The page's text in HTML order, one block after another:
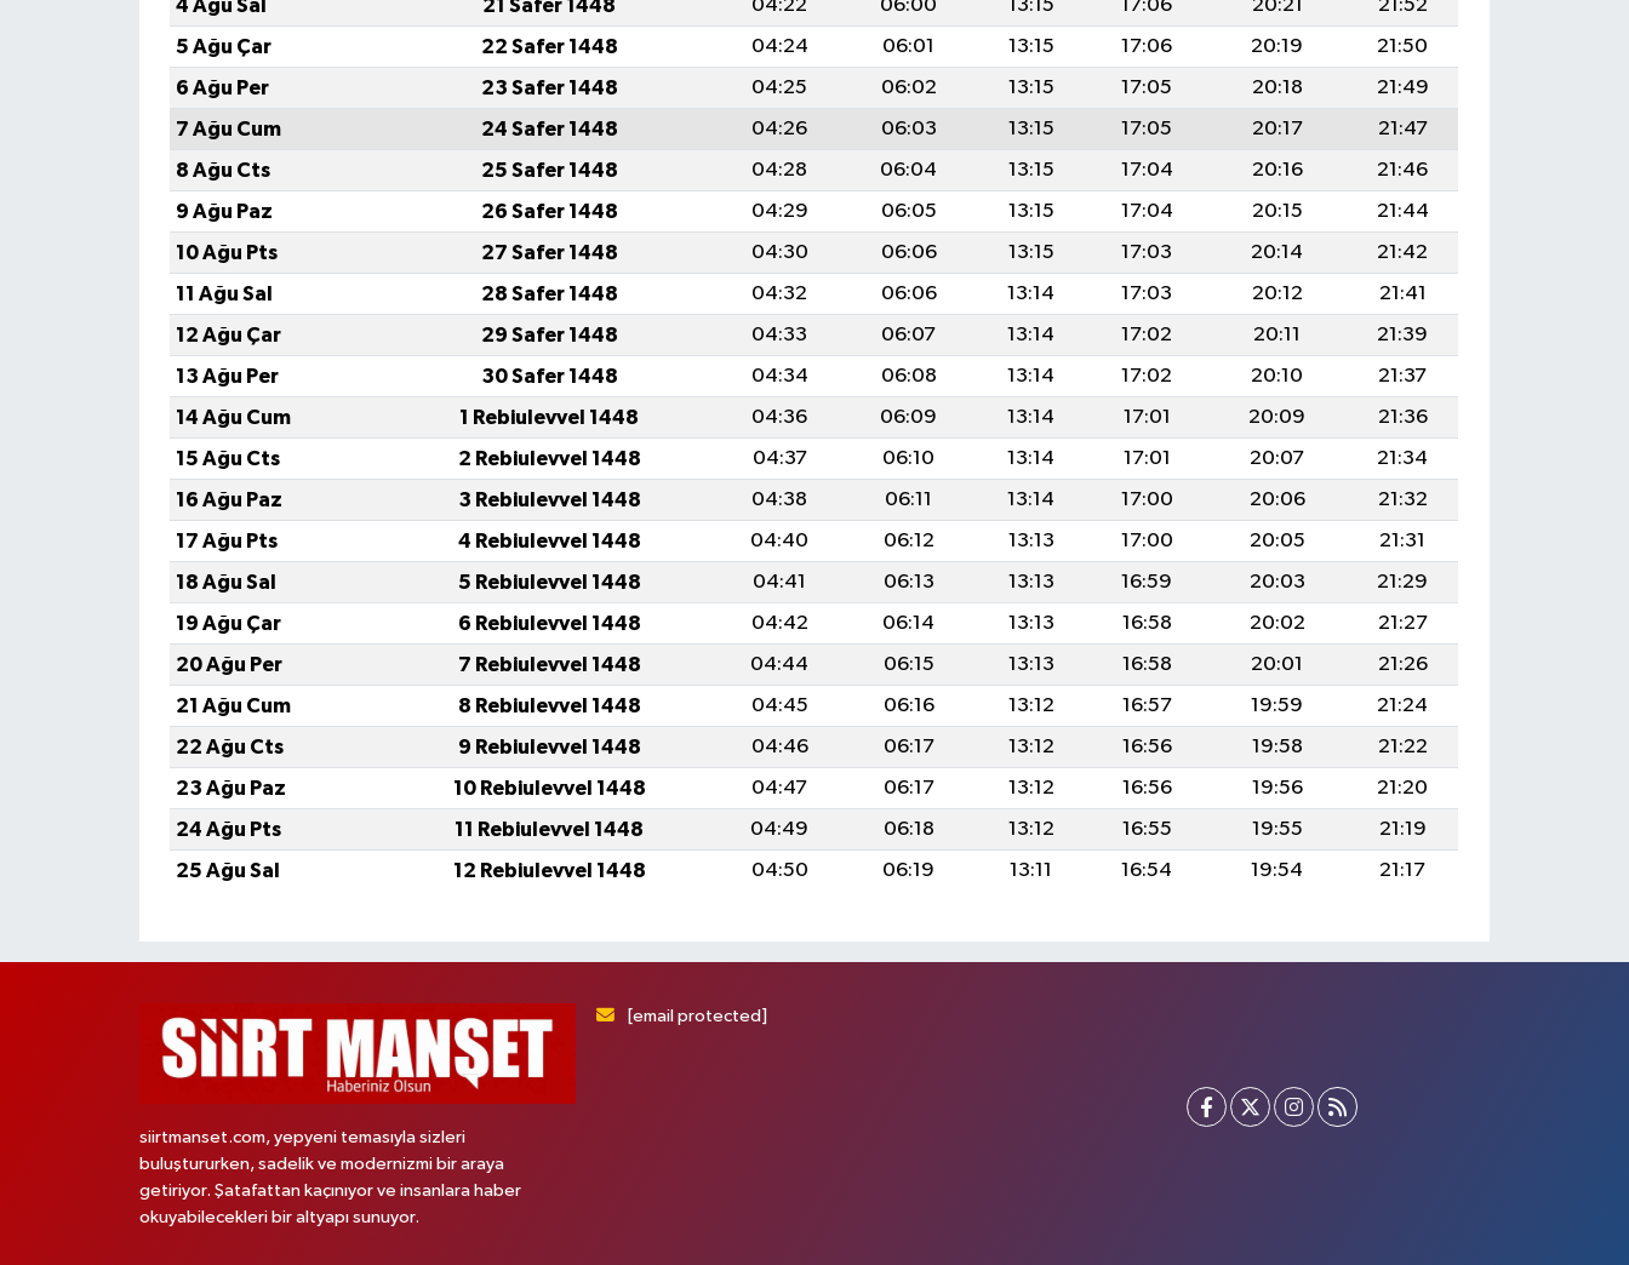
4 Ağu Sal
21 Safer 1448 04:22 06:00 13:15 17:06 20:21
21:52
5 Ağu Çar
22 Safer 1448 04:24 06:01 13:15 17:06 20:19
21:50
6 Ağu Per
23 Safer 1448 04:25 06:02 13:15 17:05 20:18
21:49
7 Ağu Cum
24 Safer 1448 04:26 06:03 13:15 17:05 20:17
21:47
8 Ağu Cts
25 Safer 1448 04:28 06:04 13:15 17:04 20:16
21:46
9 Ağu Paz
26 Safer 1448 04:29 06:05 13:15 17:04 20:15
21:44
10 Ağu Pts
27 Safer 1448 04:30 06:06 13:15 17:03 20:14
21:42
11 Ağu Sal
28 Safer 1448 04:32 06:06 13:14 17:03 20:12
21:41
12 Ağu Çar
29 Safer 1448 04:33 06:07 13:14 17:02 20:11
21:39
13 Ağu Per
30 Safer 1448 04:34 06:08 13:14 17:02 20:10
21:37
14 Ağu Cum
1 Rebiulevvel 1448 04:36 06:09 13:14 17:01 20:09
21:36
15 Ağu Cts
2 Rebiulevvel 1448 04:37 06:10 13:14 17:01 20:07
21:34
16 Ağu Paz
3 Rebiulevvel 1448 04:38 06:11 13:14 17:00 20:06
21:32
17 Ağu Pts
4 Rebiulevvel 1448 04:40 06:12 13:13 17:00 20:05
21:31
18 Ağu Sal
5 Rebiulevvel 1448 04:41 06:13 13:13 16:59 20:03
21:29
19 Ağu Çar
6 Rebiulevvel 1448 04:42 06:14 13:13 16:58 20:02
21:27
20 Ağu Per
7 Rebiulevvel 1448 04:44 06:15 13:13 16:58 20:01
21:26
21 Ağu Cum
8 Rebiulevvel 1448 04:45 06:16 13:12 16:57 19:59
21:24
22 Ağu Cts
9 Rebiulevvel 1448 04:46 06:17 13:12 16:56 19:58
21:22
23 Ağu Paz
10 Rebiulevvel 1448 04:47 06:17 13:12 16:56 19:56
21:20
24 Ağu Pts
11 Rebiulevvel 1448 04:49 06:18 13:12 16:55 19:55
21:19
25 Ağu Sal
12 Rebiulevvel 1448 04:50 06:19 13:11 16:54 19:54 21:17
siirtmanset.com, yepyeni temasıyla sizleri
buluştururken, sadelik ve modernizmi bir araya
getiriyor. Şatafattan kaçınıyor ve insanlara haber
okuyabilecekleri bir altyapı sunuyor.
[email protected]